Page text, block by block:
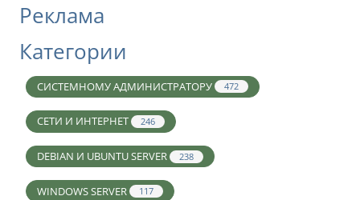
Реклама
Категории
СИСТЕМНОМУ АДМИНИСТРАТОРУ 472
СЕТИ И ИНТЕРНЕТ 246
DEBIAN И UBUNTU SERVER 238
WINDOWS SERVER 117